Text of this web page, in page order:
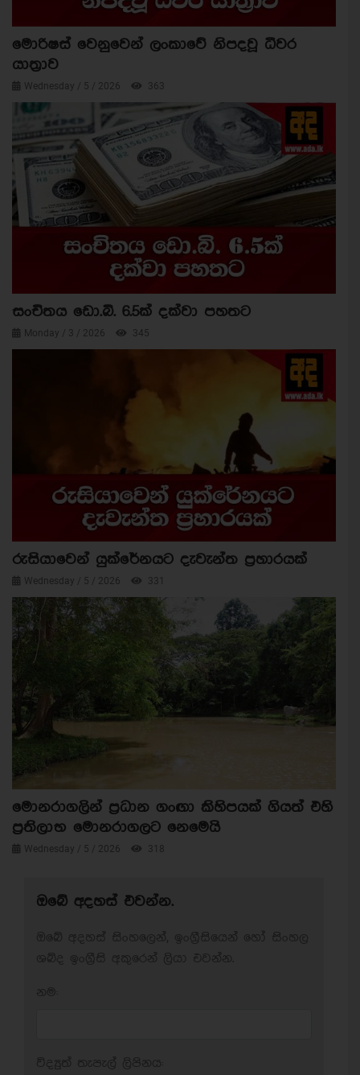
මොරිෂස් වෙනුවෙන් ලංකාවේ නිපදවූ ධීවර
යාත්‍රාව
Wednesday / 5 / 2026 363
සංචිතය ඩො.බි. 6.5ක් දක්වා පහතට
Monday / 3 / 2026 345
රුසියාවෙන් යුක්රේනයට දැවැන්ත ප්‍රහාරයක්
Wednesday / 5 / 2026 331
මොනරාගලින් ප්‍රධාන ගංඟා කිහිපයක් ගියත් එහි
ප්‍රතිලාභ මොනරාගලට නෙමෙයි
Wednesday / 5 / 2026 318
ඔබේ අදහස් එවන්න.